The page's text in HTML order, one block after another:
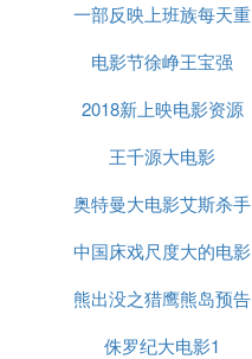
七个奥特曼
一部反映上班族每天重
复生活的电影
电影节徐峥王宝强
2018新上映电影资源
王千源大电影
奥特曼大电影艾斯杀手
中国床戏尺度大的电影
熊出没之猎鹰熊岛预告
大电影
侏罗纪大电影1